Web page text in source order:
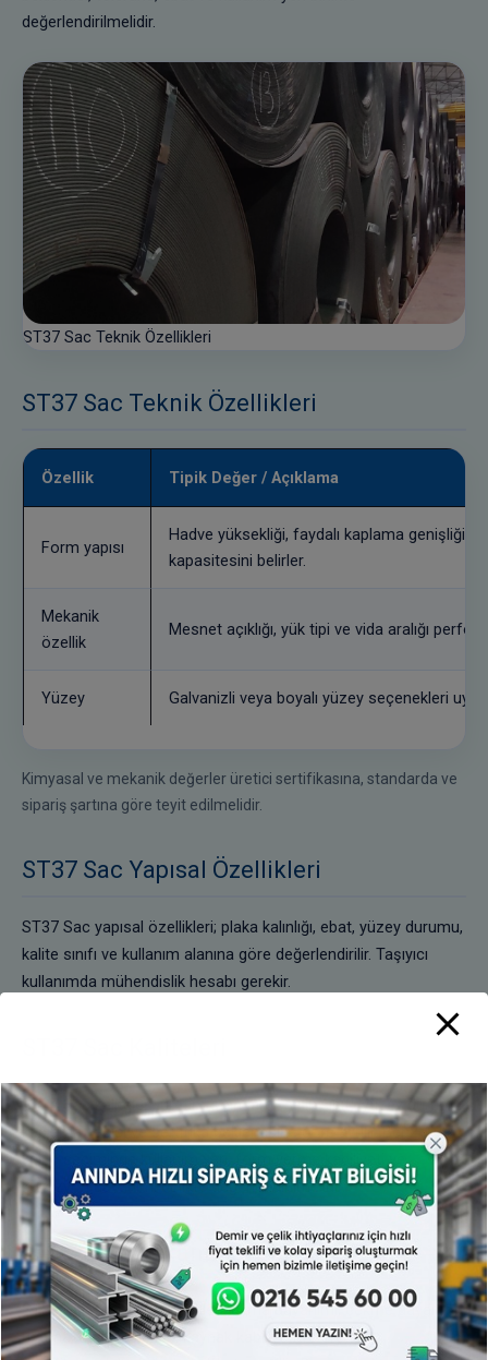
değerlendirilmelidir.
ST37 Sac Teknik Özellikleri
ST37 Sac Teknik Özellikleri
Özellik Tipik Değer / Açıklama
Form yapısı
Hadve yüksekliği, faydalı kaplama genişliği ve
kapasitesini belirler.
Mekanik
özellik
Mesnet açıklığı, yük tipi ve vida aralığı
Yüzey Galvanizli veya boyalı yüzey seçenekleri
Kimyasal ve mekanik değerler üretici sertifikasına, standarda ve
sipariş şartına göre teyit edilmelidir.
ST37 Sac Yapısal Özellikleri
ST37 Sac yapısal özellikleri; plaka kalınlığı, ebat, yüzey durumu,
kalite sınıfı ve kullanım alanına göre değerlendirilir. Taşıyıcı
kullanımda mühendislik hesabı gerekir.
ST37 Sac kaliteleri, üretim standardı, çelik sınıfı, yüzey durumu,
kaplama yapısı ve sertifika beklentisine göre ayrılır. Benzer
kalite seçiminde kullanım yeri, form verme kabiliyeti ve
korozyon dayanımı birlikte değerlendirilmelidir.
ST37 Sac Mekanik Özellikleri
ST37 Sac mekanik özellikleri, akma dayanımı, çekme dayanımı,
uzama, darbe tokluğu, kaynak kabiliyeti ve üretici